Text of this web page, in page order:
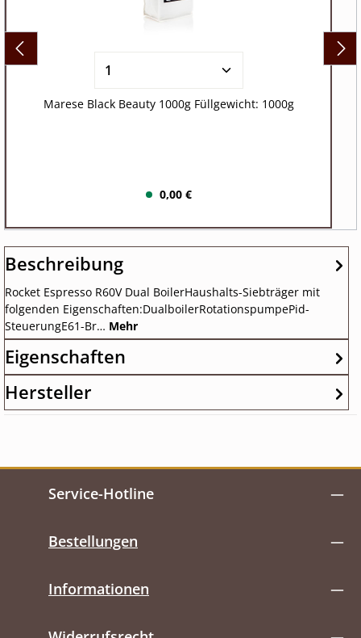
Marese Black Beauty 1000g Füllgewicht: 1000g
0,00 €
Beschreibung
Rocket Espresso R60V Dual BoilerHaushalts-Siebträger mit
folgenden Eigenschaften:DualboilerRotationspumpePid-
SteuerungE61-Br… Mehr
Eigenschaften
Hersteller
Service-Hotline
Bestellungen
Informationen